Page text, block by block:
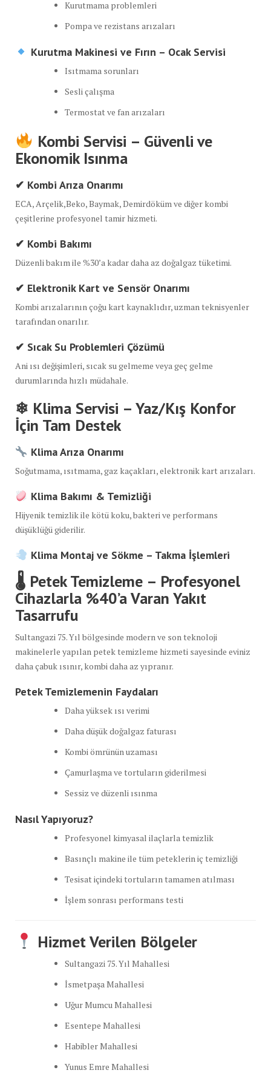
Kurutmama problemleri
Pompa ve rezistans arızaları
Kurutma Makinesi ve Fırın – Ocak Servisi
Isıtmama sorunları
Sesli çalışma
Termostat ve fan arızaları
Kombi Servisi – Güvenli ve
Ekonomik Isınma
✔ Kombi Arıza Onarımı
ECA, Arçelik,Beko, Baymak, Demirdöküm ve diğer kombi
çeşitlerine profesyonel tamir hizmeti.
✔ Kombi Bakımı
Düzenli bakım ile %30’a kadar daha az doğalgaz tüketimi.
✔ Elektronik Kart ve Sensör Onarımı
Kombi arızalarının çoğu kart kaynaklıdır, uzman teknisyenler
tarafından onarılır.
✔ Sıcak Su Problemleri Çözümü
Ani ısı değişimleri, sıcak su gelmeme veya geç gelme
durumlarında hızlı müdahale.
❄ Klima Servisi – Yaz/Kış Konfor
İçin Tam Destek
Klima Arıza Onarımı
Soğutmama, ısıtmama, gaz kaçakları, elektronik kart arızaları.
Klima Bakımı & Temizliği
Hijyenik temizlik ile kötü koku, bakteri ve performans
düşüklüğü giderilir.
Klima Montaj ve Sökme – Takma İşlemleri
🌡 Petek Temizleme – Profesyonel
Cihazlarla %40’a Varan Yakıt
Tasarrufu
Sultangazi 75. Yıl bölgesinde modern ve son teknoloji
makinelerle yapılan petek temizleme hizmeti sayesinde eviniz
daha çabuk ısınır, kombi daha az yıpranır.
Petek Temizlemenin Faydaları
Daha yüksek ısı verimi
Daha düşük doğalgaz faturası
Kombi ömrünün uzaması
Çamurlaşma ve tortuların giderilmesi
Sessiz ve düzenli ısınma
Nasıl Yapıyoruz?
Profesyonel kimyasal ilaçlarla temizlik
Basınçlı makine ile tüm peteklerin iç temizliği
Tesisat içindeki tortuların tamamen atılması
İşlem sonrası performans testi
Hizmet Verilen Bölgeler
Sultangazi 75. Yıl Mahallesi
İsmetpaşa Mahallesi
Uğur Mumcu Mahallesi
Esentepe Mahallesi
Habibler Mahallesi
Yunus Emre Mahallesi